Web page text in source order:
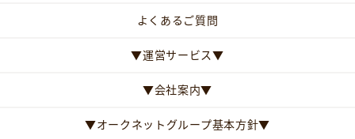
よくあるご質問
▼運営サービス▼
▼会社案内▼
▼オークネットグループ基本方針▼